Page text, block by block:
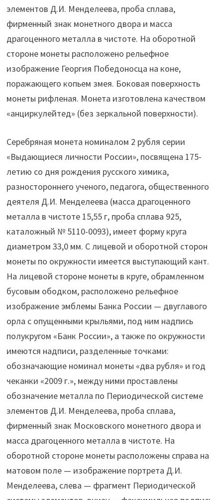
элементов Д.И. Менделеева, проба сплава,
фирменный знак монетного двора и масса
драгоценного металла в чистоте. На оборотной
стороне монеты расположено рельефное
изображение Георгия Победоносца на коне,
поражающего копьем змея. Боковая поверхность
монеты рифленая. Монета изготовлена качеством
«анциркулейтед» (без зеркальной поверхности).
Серебряная монета номиналом 2 рубля серии
«Выдающиеся личности России», посвящена 175-
летию со дня рождения русского химика,
разностороннего ученого, педагога, общественного
деятеля Д.И. Менделеева (масса драгоценного
металла в чистоте 15,55 г, проба сплава 925,
каталожный № 5110-0093), имеет форму круга
диаметром 33,0 мм. С лицевой и оборотной сторон
монеты по окружности имеется выступающий кант.
На лицевой стороне монеты в круге, обрамленном
бусовым ободком, расположено рельефное
изображение эмблемы Банка России — двуглавого
орла с опущенными крыльями, под ним надпись
полукругом «Банк России», а также по окружности
имеются надписи, разделенные точками:
обозначающие номинал монеты «два рубля» и год
чеканки «2009 г.», между ними проставлены
обозначение металла по Периодической системе
элементов Д.И. Менделеева, проба сплава,
фирменный знак Московского монетного двора и
масса драгоценного металла в чистоте. На
оборотной стороне монеты расположены справа на
матовом поле — изображение портрета Д.И.
Менделеева, слева — фрагмент Периодической